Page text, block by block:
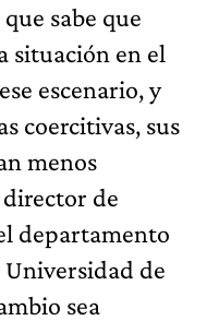
sabe que
situación en el
escenario, y
coercitivas, sus
menos
de
departamento
Universidad de
sea